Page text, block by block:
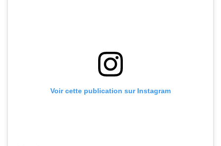
Voir cette publication sur Instagram